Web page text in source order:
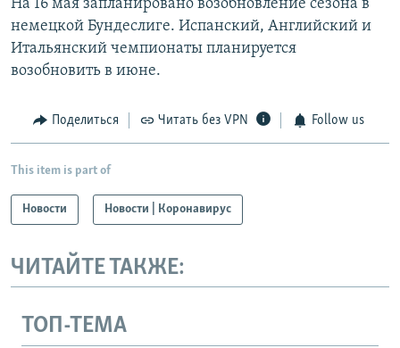
На 16 мая запланировано возобновление сезона в
немецкой Бундеслиге. Испанский, Английский и
Итальянский чемпионаты планируется
возобновить в июне.
Поделиться Читать без VPN Follow us
This item is part of
Новости Новости | Коронавирус
ЧИТАЙТЕ ТАКЖЕ:
ТОП-ТЕМА